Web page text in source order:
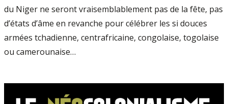
du Niger ne seront vraisemblablement pas de la fête, pas
d’états d’âme en revanche pour célébrer les si douces
armées tchadienne, centrafricaine, congolaise, togolaise
ou camerounaise…